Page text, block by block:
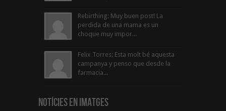
Rebirthing: Muy buen post! La
perdida de una mama es un
choque muy impor...
Felix Torres: Esta molt bé aquesta
campanya y penso que desde la
farmacia...
Notícies en Imatges